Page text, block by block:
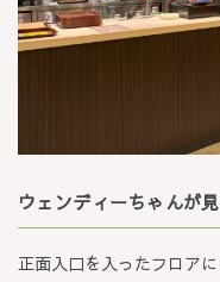
ウェンディーちゃんが
正面入口を入ったフロア